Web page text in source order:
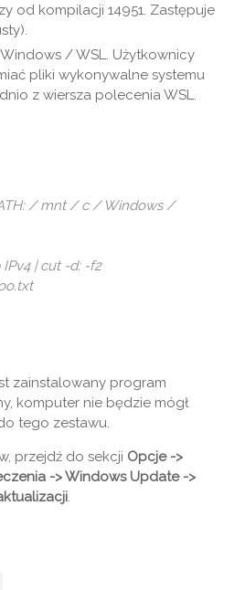
od kompilacji 14951. Zastępuje
/ WSL. Użytkownicy
pliki wykonywalne systemu
z wiersza polecenia WSL.
/ mnt / c / Windows /
| cut -d: -f2
zainstalowany program
komputer nie będzie mógł
tego zestawu.
przejdź do sekcji Opcje ->
-> Windows Update ->
.